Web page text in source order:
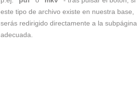
este tipo de archivo existe en nuestra base,
serás redirigido directamente a la subpágina
adecuada.